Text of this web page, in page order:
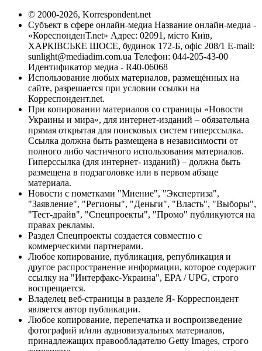
© 2000-2026, Korrespondent.net
Субъект в сфере онлайн-медиа Название онлайн-медиа -
«КореспонденТ.net» Адрес: 02091, місто Київ,
ХАРКІВСЬКЕ ШОСЕ, будинок 172-Б, офіс 208/1 E-mail:
sunlight@mediadim.com.ua Телефон: 044-205-43-00
Идентификатор медиа - R40-06068
Использование любых материалов, размещённых на
сайте, разрешается при условии ссылки на
Корреспондент.net.
При копировании материалов со страницы «Новости
Украины и мира», для интернет-изданий – обязательна
прямая открытая для поисковых систем гиперссылка.
Ссылка должна быть размещена в независимости от
полного либо частичного использования материалов.
Гиперссылка (для интернет- изданий) – должна быть
размещена в подзаголовке или в первом абзаце
материала.
Новости с пометками "Мнение", "Экспертиза",
"Заявление", "Регионы", "Деньги", "Власть", "Выборы",
"Тест-драйв", "Спецпроекты", "Промо" публикуются на
правах рекламы.
Раздел Спецпроекты создается совместно с
коммерческими партнерами.
Любое копирование, публикация, републикация и
другое распространение информации, которое содержит
ссылку на "Интерфакс-Украина", EPA / UPG, строго
воспрещается.
Владелец веб-страницы в разделе Я- Корреспондент
является автор публикации.
Любое копирование, перепечатка и воспроизведение
фотографий и/или аудиовизуальных материалов,
принадлежащих правообладателю Getty Images, строго